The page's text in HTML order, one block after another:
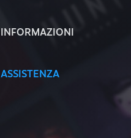
INFORMAZIONI
ASSISTENZA